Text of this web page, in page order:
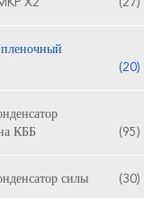
X2 (27)
(20)
КББ
(95)
силы (30)